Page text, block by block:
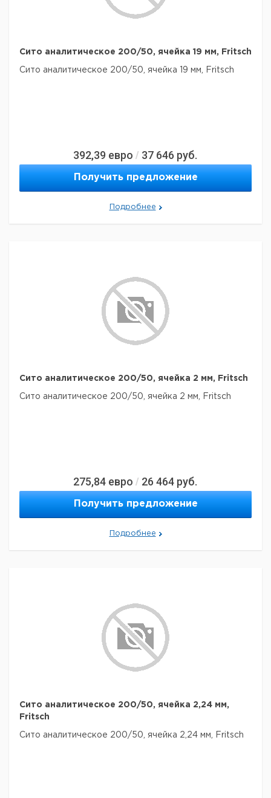
Сито аналитическое 200/50, ячейка 19 мм, Fritsch
Сито аналитическое 200/50, ячейка 19 мм, Fritsch
392,39 евро / 37 646 руб.
Получить предложение
Подробнее
Сито аналитическое 200/50, ячейка 2 мм, Fritsch
Сито аналитическое 200/50, ячейка 2 мм, Fritsch
275,84 евро / 26 464 руб.
Получить предложение
Подробнее
Сито аналитическое 200/50, ячейка 2,24 мм,
Fritsch
Сито аналитическое 200/50, ячейка 2,24 мм, Fritsch